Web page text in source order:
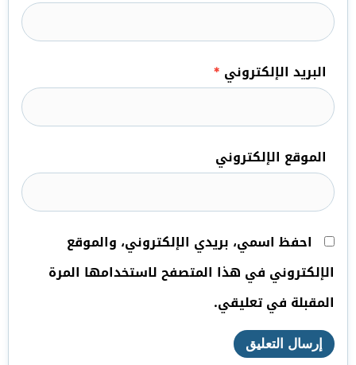
البريد الإلكتروني *
الموقع الإلكتروني
احفظ اسمي، بريدي الإلكتروني، والموقع
الإلكتروني في هذا المتصفح لاستخدامها المرة
المقبلة في تعليقي.